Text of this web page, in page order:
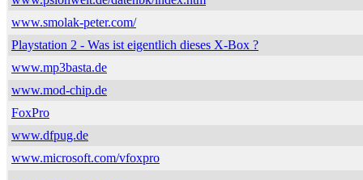
www.smolak-peter.com/
Playstation 2 - Was ist eigentlich dieses X-Box ?
www.mp3basta.de
www.mod-chip.de
FoxPro
www.dfpug.de
www.microsoft.com/vfoxpro